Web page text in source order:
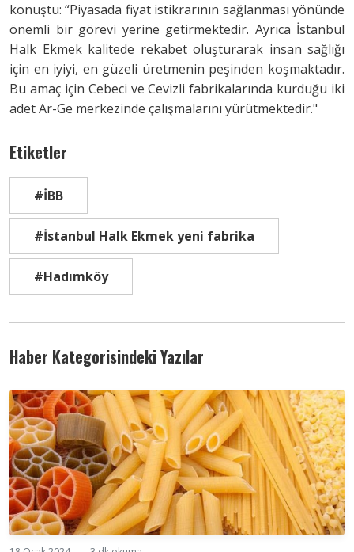
konuştu: “Piyasada fiyat istikrarının sağlanması yönünde
önemli bir görevi yerine getirmektedir. Ayrıca İstanbul
Halk Ekmek kalitede rekabet oluşturarak insan sağlığı
için en iyiyi, en güzeli üretmenin peşinden koşmaktadır.
Bu amaç için Cebeci ve Cevizli fabrikalarında kurduğu iki
adet Ar-Ge merkezinde çalışmalarını yürütmektedir."
Etiketler
#İBB
#İstanbul Halk Ekmek yeni fabrika
#Hadımköy
Haber Kategorisindeki Yazılar